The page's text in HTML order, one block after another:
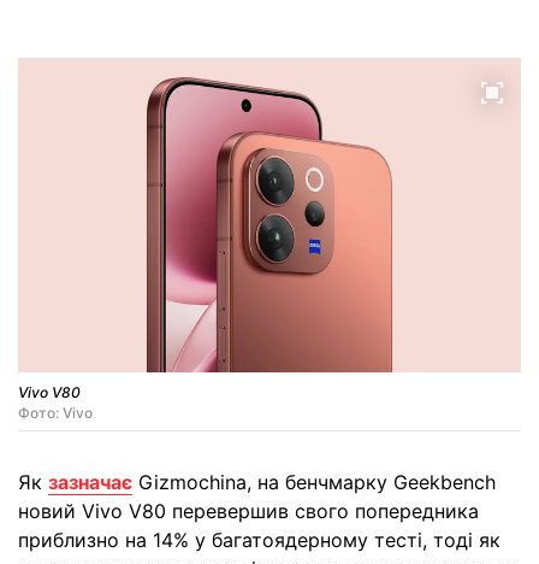
Vivo V80
Фото: Vivo
Як зазначає Gizmochina, на бенчмарку Geekbench
новий Vivo V80 перевершив свого попередника
приблизно на 14% у багатоядерному тесті, тоді як